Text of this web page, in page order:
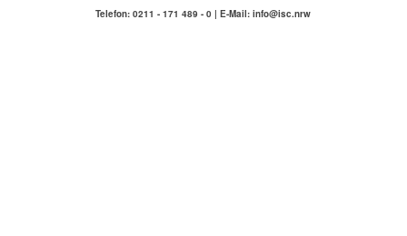
Telefon: 0211 - 171 489 - 0 | E-Mail: info@isc.nrw